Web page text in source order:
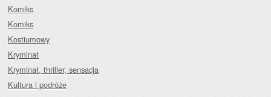
Komiks
Komiks
Kostiumowy
Kryminał
Kryminał, thriller, sensacja
Kultura i podróże